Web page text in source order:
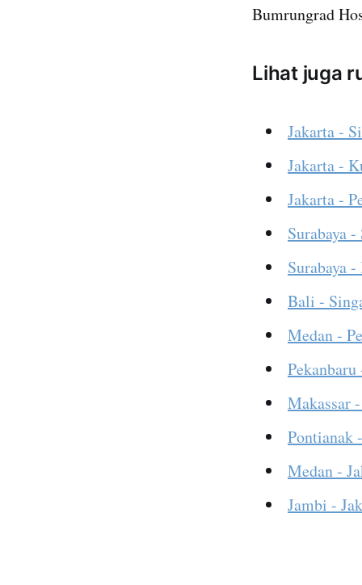
Bumrungrad
Lihat juga
Jakarta -
Jakarta -
Jakarta -
Surabaya
Surabaya
Bali -
Medan -
Makassar
Pontianak
Medan -
Jambi -